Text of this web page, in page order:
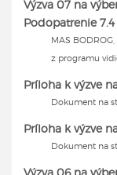
Výzva 07 na
Podopatrenie 7.4
MAS
z programu
Príloha k výzve
Dokument na
Príloha k výzve
Dokument na
Výzva 06 na